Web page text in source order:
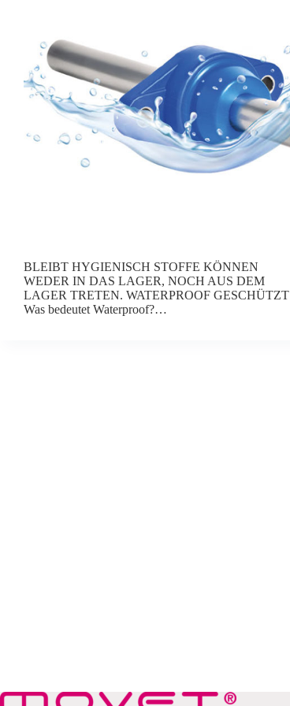
BLEIBT HYGIENISCH STOFFE KÖNNEN
WEDER IN DAS LAGER, NOCH AUS DEM
LAGER TRETEN. WATERPROOF GESCHÜTZT
Was bedeutet Waterproof?…